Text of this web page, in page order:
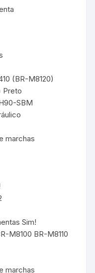
(BR-M8120)
Preto
SBM
marchas
Sim!
M8100 BR-M8110
marchas